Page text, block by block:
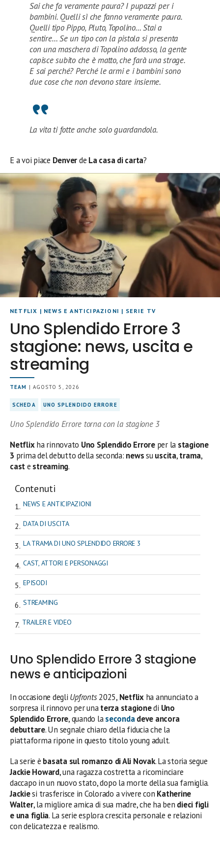
Sai che fa veramente paura? I pupazzi per i
bambini. Quelli sì che fanno veramente paura.
Quelli tipo Pippo, Pluto, Topolino… Stai a
sentire… Se un tipo con la pistola si presenta
con una maschera di Topolino addosso, la gente
capisce subito che è matto, che farà una strage.
E sai perché? Perché le armi e i bambini sono
due cose che non devono stare insieme.
La vita ti fotte anche solo guardandola.
E a voi piace Denverde La casa di carta?
NETFLIX | NEWS E ANTICIPAZIONI | SERIE TV
Uno Splendido Errore 3
stagione: news, uscita e
streaming
TEAM | AGOSTO 5, 2026
SCHEDA UNO SPLENDIDO ERRORE
Uno Splendido Errore torna con la stagione 3
Netflixha rinnovato Uno Splendido Erroreper la stagione
3 prima del debutto della seconda: newssuuscita,trama,
caste streaming.
Contenuti
NEWS E ANTICIPAZIONI
DATA DI USCITA
LA TRAMA DI UNO SPLENDIDO ERRORE 3
CAST, ATTORI E PERSONAGGI
EPISODI
STREAMING
TRAILER E VIDEO
Uno Splendido Errore 3 stagione
news e anticipazioni
In occasione degli Upfronts2025, Netflixha annunciato a
sorpresa il rinnovo per unaterza stagionedi Uno
Splendido Errore, quando lasecondadeve ancora
debuttare. Un segnale chiaro della fiducia che la
piattaforma ripone in questo titolo young adult.
La serie è basata sul romanzo di Ali Novak. La storia segue
Jackie Howard, una ragazza costretta a ricominciare
daccapo in un nuovo stato, dopo la morte della sua famiglia.
Jackiesi trasferisce in Colorado a vivere con Katherine
Walter, la migliore amica di sua madre, che ha ben dieci figli
e una figlia. La serie esplora crescita personale e relazioni
con delicatezza e realismo.